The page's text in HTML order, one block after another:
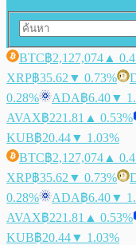
BTC฿2,127,074 ▲
XRP฿35.62 ▼ 0.73%
0.28%
ADA฿6.40▼
AVAX฿221.81 ▲ 0.53%
KUB฿20.44▼ 1.03%
BTC฿2,127,074 ▲
XRP฿35.62 ▼ 0.73%
0.28%
ADA฿6.40▼
AVAX฿221.81 ▲ 0.53%
KUB฿20.44▼ 1.03%